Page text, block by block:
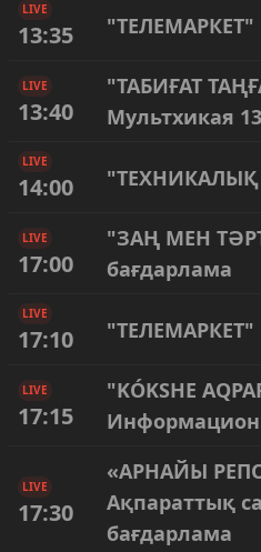
LIVE
13:35 "ТЕЛЕМАРКЕТ"
LIVE
13:40
"ТАБИҒАТ
Мультхикая
LIVE
14:00 "ТЕХНИКАЛЫҚ
LIVE
17:00
"ЗАҢ МЕН
бағдарлама
LIVE
17:10 "ТЕЛЕМАРКЕТ"
LIVE
17:15
"KÓKSHE
LIVE
17:30
«АРНАЙЫ
Ақпараттық
бағдарлама